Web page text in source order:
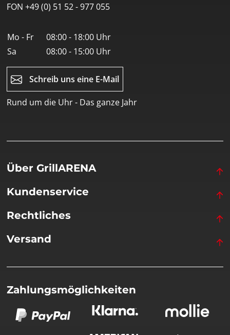
FON +49 (0) 51 52 - 977 055
Mo - Fr
08:00 - 18:00 Uhr
Sa
08:00 - 15:00 Uhr
Schreib uns eine E-Mail
Rund um die Uhr - Das ganze Jahr
Über GrillARENA
Kundenservice
Rechtliches
Versand
Zahlungsmöglichkeiten